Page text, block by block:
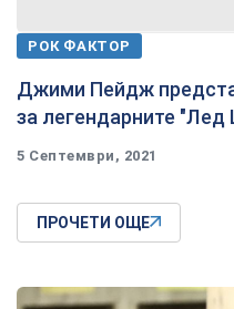
РОК ФАКТОР
Джими Пейдж
за легендарните "Лед
5 Септември, 2021
ПРОЧЕТИ ОЩЕ